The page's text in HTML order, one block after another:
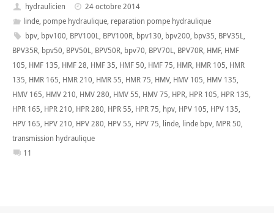
hydraulicien
24 octobre 2014
linde, pompe hydraulique, reparation pompe hydraulique
bpv, bpv100, BPV100L, BPV100R, bpv130, bpv200, bpv35, BPV35L,
BPV35R, bpv50, BPV50L, BPV50R, bpv70, BPV70L, BPV70R, HMF, HMF
105, HMF 135, HMF 28, HMF 35, HMF 50, HMF 75, HMR, HMR 105, HMR
135, HMR 165, HMR 210, HMR 55, HMR 75, HMV, HMV 105, HMV 135,
HMV 165, HMV 210, HMV 280, HMV 55, HMV 75, HPR, HPR 105, HPR 135,
HPR 165, HPR 210, HPR 280, HPR 55, HPR 75, hpv, HPV 105, HPV 135,
HPV 165, HPV 210, HPV 280, HPV 55, HPV 75, linde, linde bpv, MPR 50,
transmission hydraulique
11